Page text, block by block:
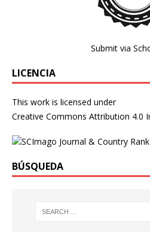
Submit via
LICENCIA
This work is licensed under
Creative Commons Attribution 4.0
BÚSQUEDA